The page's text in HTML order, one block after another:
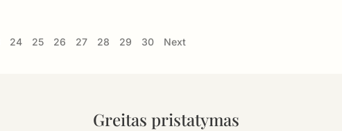
24 25 26 27 28 29 30 Next
Greitas pristatymas